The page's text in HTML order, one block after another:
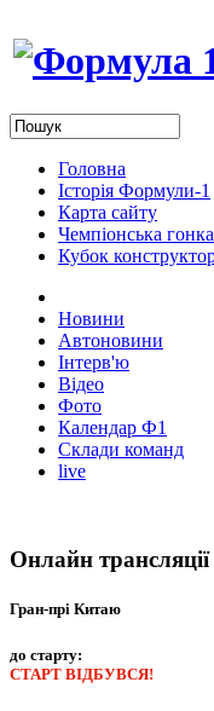
Головна
Історія Формули-1
Карта сайту
Чемпіонська гонка
Кубок
Новини
Автоновини
Інтерв'ю
Відео
Фото
Календар Ф1
Склади команд
live
Онлайн трансляції
Гран-прі Китаю
до старту:
СТАРТ ВІДБУВСЯ!